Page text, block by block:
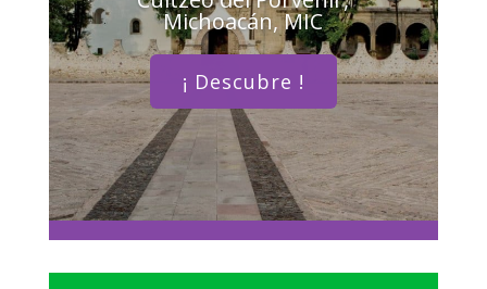
Michoacán, MIC
¡ Descubre !